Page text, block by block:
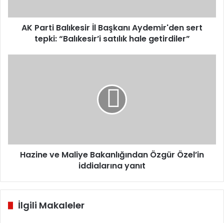
“Balıkesir’i
satılıkAK Parti Balıkesir İl Başkanı Aydemir'den sert
tepki: “Balıkesir’i satılık hale getirdiler”
Hazine ve Maliye Bakanlığından Özgür Özel’in
iddialarına yanıt
İlgili Makaleler